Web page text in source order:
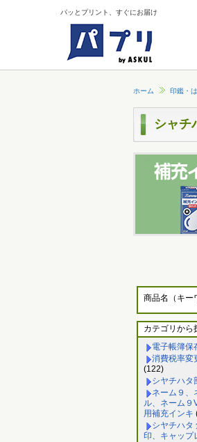
パッとプリント、すぐにお届け
ホーム 印鑑・
シャチ
商品名（キー
カテゴリから
電子帳簿保
消費税率変
(122)
シヤチハタ
ネーム９、
ル、ネーム９
用補充インキ
シヤチハタ
印、キャップ